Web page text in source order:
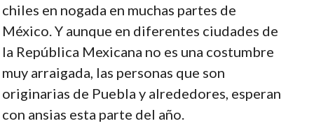
chiles en nogada en muchas partes de
México. Y aunque en diferentes ciudades de
la República Mexicana no es una costumbre
muy arraigada, las personas que son
originarias de Puebla y alrededores, esperan
con ansias esta parte del año.